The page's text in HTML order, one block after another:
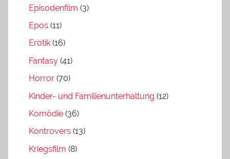
Episodenfilm (3)
Epos (11)
Erotik (16)
Fantasy (41)
Horror (70)
Kinder- und Familienunterhaltung (12)
Komödie (36)
Kontrovers (13)
Kriegsfilm (8)